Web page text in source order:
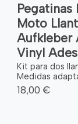
Pegatinas
Moto
Aufkleber
Vinyl
Kit para dos
Medidas
18,00 €